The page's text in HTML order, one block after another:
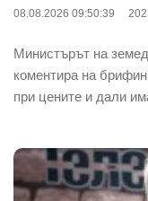
08.08.2026 09:50:39 202
Министърът на
коментира на
при цените и дали